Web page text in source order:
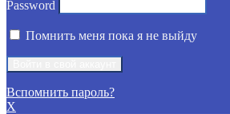
Password
Помнить меня пока я не выйду
Вспомнить пароль?
X